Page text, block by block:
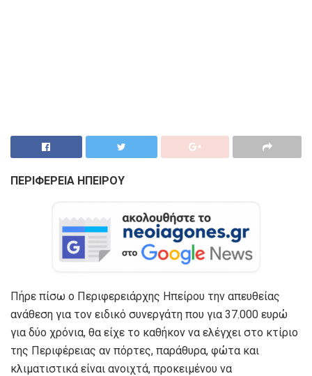
ΠΕΡΙΦΕΡΕΙΑ ΗΠΕΙΡΟΥ
Πήρε πίσω ο Περιφερειάρχης Ηπείρου την απευθείας
ανάθεση για τον ειδικό συνεργάτη που για 37.000 ευρώ
για δύο χρόνια, θα είχε το καθήκον να ελέγχει στο κτίριο
της Περιφέρειας αν πόρτες, παράθυρα, φώτα και
κλιματιστικά είναι ανοιχτά, προκειμένου να